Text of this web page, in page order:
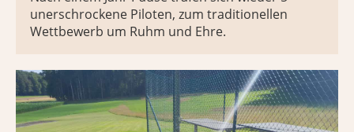
unerschrockene Piloten, zum traditionellen
Wettbewerb um Ruhm und Ehre.